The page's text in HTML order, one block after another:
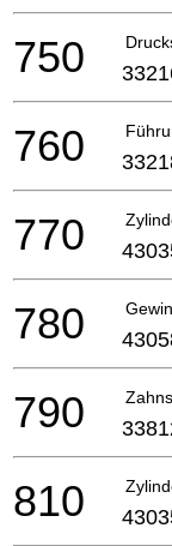
750
760
770
780
790
810